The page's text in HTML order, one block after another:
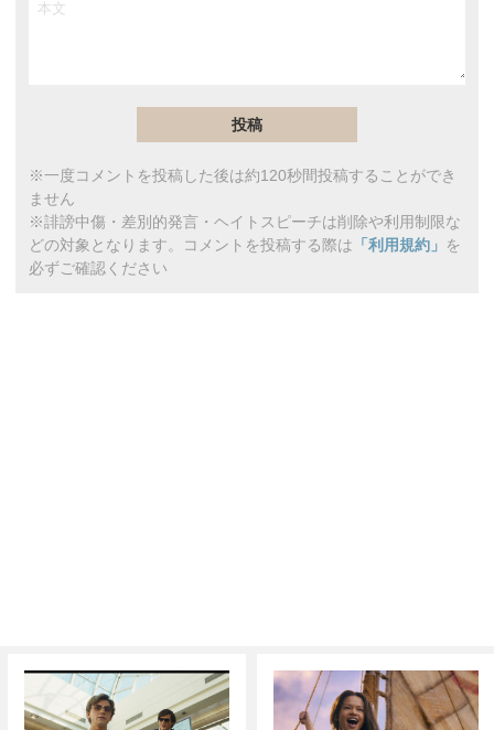
※一度コメントを投稿した後は約120秒間投稿することができ
ません
※誹謗中傷・差別的発言・ヘイトスピーチは削除や利用制限な
どの対象となります。コメントを投稿する際は 「利用規約」 を
必ずご確認ください